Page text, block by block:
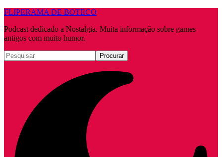
FLIPERAMA DE BOTECO
Podcast dedicado a Nostalgia. Muita informação sobre games
antigos com muito humor.